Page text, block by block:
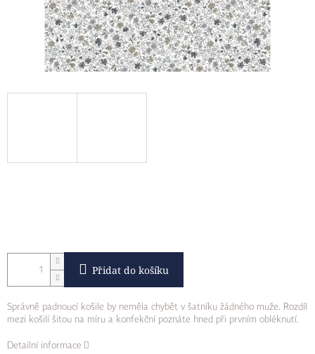
Přidat do košíku
Správně padnoucí košile by neměla chybět v šatníku žádného muže. Rozdíl
mezi košilí šitou na míru a konfekční poznáte hned při prvním obléknutí.
Detailní informace